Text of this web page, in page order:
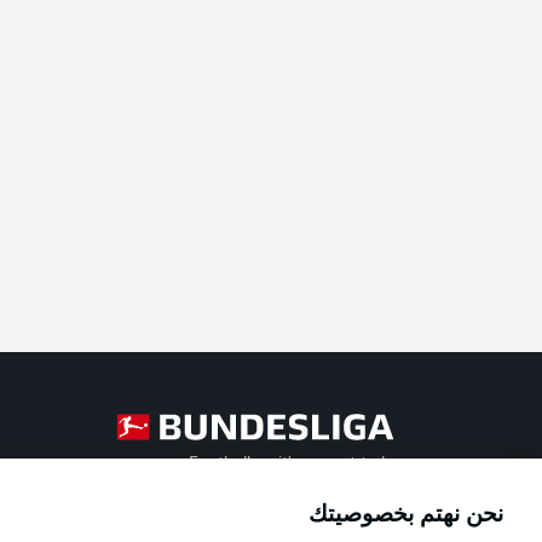
Football as it's meant to be
Official Partners
نحن نهتم بخصوصيتك